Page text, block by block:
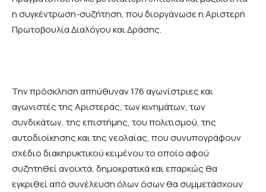
η συγκέντρωση-συζήτηση, που διοργάνωσε η Αριστερή
Πρωτοβουλία Διαλόγου και Δράσης.
Την πρόσκληση απηύθυναν 176 αγωνίστριες και
αγωνιστές της Αριστεράς, των κινημάτων, των
συνδικάτων, της επιστήμης, του πολιτισμού, της
αυτοδιοίκησης και της νεολαίας, που συνυπογράφουν
σχέδιο διακηρυκτικού κειμένου το οποίο αφού
συζητηθεί ανοιχτά, δημοκρατικά και επαρκώς θα
εγκριθεί από συνέλευση όλων όσων θα συμμετάσχουν